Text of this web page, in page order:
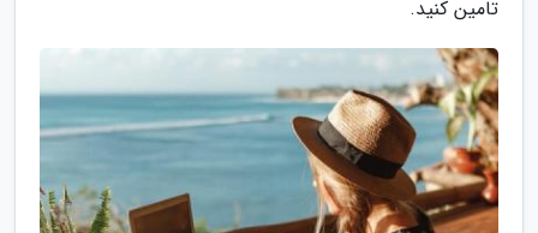
تامین کنید.